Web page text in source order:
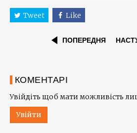
Tweet Like
ПОПЕРЕДНЯ
КОМЕНТАРІ
Увійдіть щоб мати можливість
Увійти